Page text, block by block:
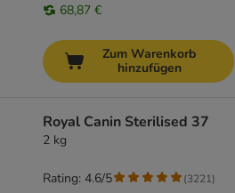
68,87 €
Zum Warenkorb
hinzufügen
Royal Canin Sterilised 37
2 kg
Rating: 4.6/5 (3221)